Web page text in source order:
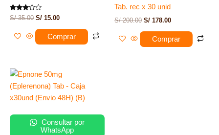
Valorado
de 5
S/35.00 S/ 15.00
Comprar
Tab. rec x 30 unid
S/200.00 S/ 178.00
Comprar
Consultar por
WhatsApp